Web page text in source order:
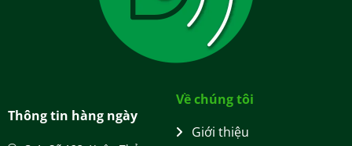
Thông tin hàng ngày
Về chúng tôi
Giới thiệu